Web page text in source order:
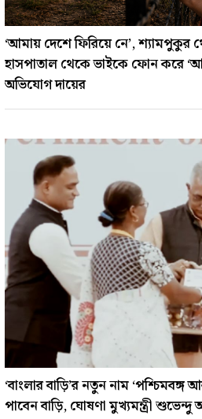
‘আমায় দেশে ফিরিয়ে নে’, শ‍্যামপুকুর
হাসপাতাল থেকে ভাইকে ফোন করে
অভিযোগ দায়ের
‘বাংলার বাড়ি’র নতুন নাম ‘পশ্চিমবঙ্গ
পাবেন বাড়ি, ঘোষণা মুখ্যমন্ত্রী শুভেন্দু